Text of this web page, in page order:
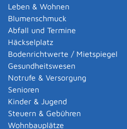
Leben & Wohnen
Blumenschmuck
Abfall und Termine
Häckselplatz
Bodenrichtwerte / Mietspiegel
Gesundheitswesen
Notrufe & Versorgung
Senioren
Kinder & Jugend
Steuern & Gebühren
Wohnbauplätze
Adoptionspflege eines
aufnehmen
Adressänderung auf der
Adressbuch - Eintrag sperren
Akademische
Weiterbildung beantragen
Akademische Grade, Titel
anerkannten
beantragen
Akademische Grade, Titel